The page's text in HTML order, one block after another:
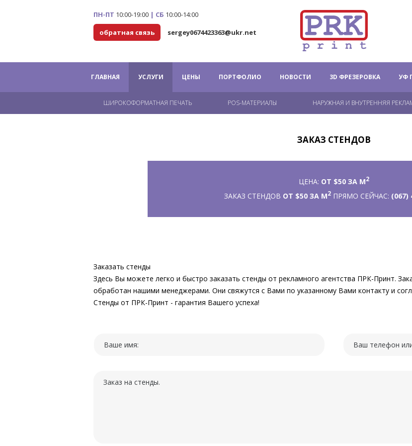
ПН-ПТ 10:00-19:00 | СБ 10:00-14:00
обратная связь
sergey0674423363@ukr.net
ГЛАВНАЯ УСЛУГИ ЦЕНЫ ПОРТФОЛИО НОВОСТИ 3D ФРЕЗЕРОВКА УФ
ШИРОКОФОРМАТНАЯ ПЕЧАТЬ POS-МАТЕРИАЛЫ НАРУЖНАЯ И ВНУТРЕННЯЯ
ЗАКАЗ СТЕНДОВ
ЦЕНА: ОТ $50 ЗА М2
ЗАКАЗ СТЕНДОВ ОТ $50 ЗА М2ПРЯМО СЕЙЧАС: (067)
Заказать стенды
Здесь Вы можете легко и быстро заказать стенды от рекламного агентства ПРК-Принт.
обработан нашими менеджерами. Они свяжутся с Вами по указанному Вами контакту и
Стенды от ПРК-Принт - гарантия Вашего успеха!